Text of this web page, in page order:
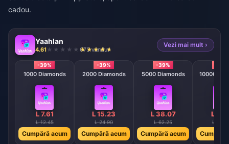
cadou.
Yaahlan
4.61 673 vândut
Vezi mai mult ›
-39%
1000 Diamonds
L 7.61
L 12.45
Cumpără acum
-39%
2000 Diamonds
L 15.23
L 24.90
Cumpără acum
-39%
5000 Diamonds
L 38.07
L 62.25
Cumpără acum
10000
L
L
Cumpără